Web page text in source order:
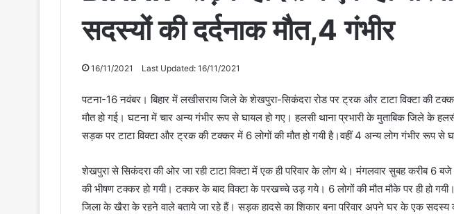
सदस्यों की दर्दनाक मौत,4 गंभीर
16/11/2021 Last Updated: 16/11/2021
पटना-16 नवंबर। बिहार में लखीसराय जिले के शेखपुरा-सिकंदरा रोड पर ट्रक और टाटा विक्टा की
मौत हो गई। घटना में चार अन्य गंभीर रूप से घायल हो गए। हलसी थाना प्रभारी के मुताबिक जिले के
सड़क पर टाटा विक्टा और ट्रक की टक्कर में 6 लोगों की मौत हो गयी है।वहीं 4 अन्य लोग गंभीर रूप से
शेखपुरा से सिकंदरा की ओर जा रही टाटा विक्टा में एक ही परिवार के लोग थे। मंगलवार सुबह करीब 6
की भीषण टक्कर हो गयी। टक्कर के बाद विक्टा के परखच्चे उड़ गये। 6 लोगों की मौत मौके पर ही हो
जिला के खैरा के रहने वाले बताये जा रहे हैं। सड़क हादसे का शिकार बना परिवार अपने घर के एक